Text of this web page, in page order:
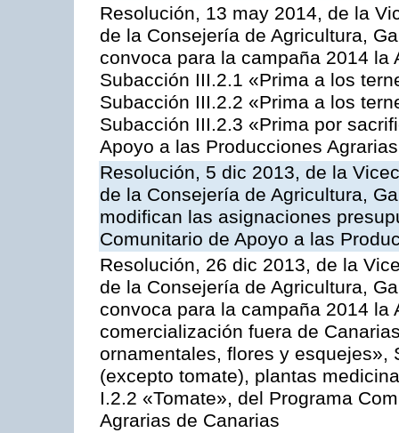
Resolución, 13 may 2014, de la
de la Consejería de Agricultura,
convoca para la campaña 2014
Subacción III.2.1 «Prima a los
Subacción III.2.2 «Prima a los
Subacción III.2.3 «Prima por
Apoyo a las Producciones
Resolución, 5 dic 2013, de la
de la Consejería de Agricultura,
modifican las asignaciones
Comunitario de Apoyo a las
Resolución, 26 dic 2013, de la
de la Consejería de Agricultura,
convoca para la campaña 2014 la
comercialización fuera de
ornamentales, flores y esquejes»,
(excepto tomate), plantas
I.2.2 «Tomate», del Programa
Agrarias de Canarias